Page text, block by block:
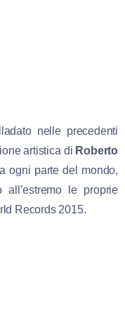
nelle precedenti
artistica di Roberto
ogni parte del mondo,
le proprie
Records 2015.